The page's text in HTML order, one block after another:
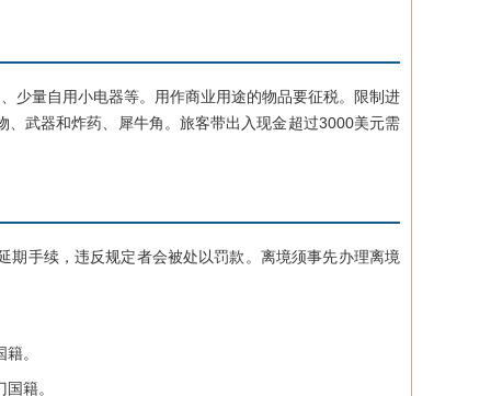
量自用小电器等。用作商业用途的物品要征税。限制进
武器和炸药、犀牛角。旅客带出入现金超过3000美元需
手续，违反规定者会被处以罚款。离境须事先办理离境
。
籍。